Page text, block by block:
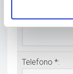
Email *:
Telefono *: